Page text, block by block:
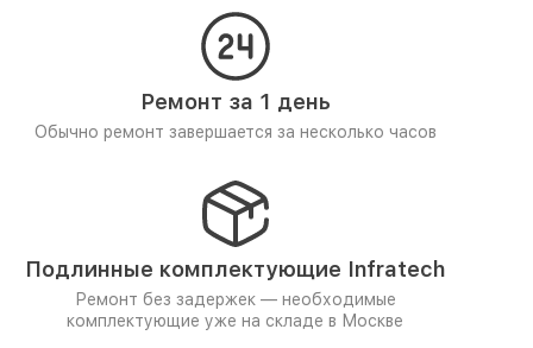
Ремонт за 1 день
Обычно ремонт завершается за несколько часов
Подлинные комплектующие Infratech
Ремонт без задержек — необходимые
комплектующие уже на складе в Москве